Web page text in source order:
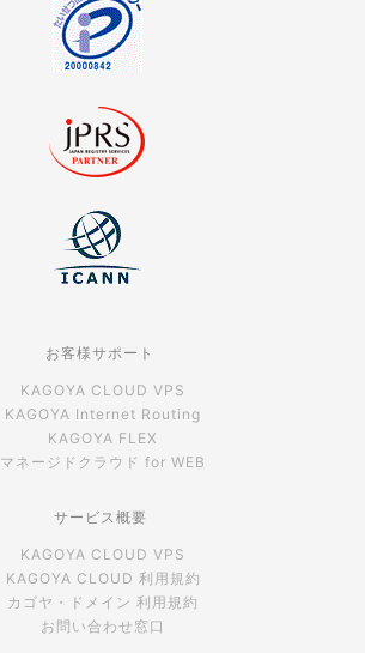
お客様サポート
KAGOYA CLOUD VPS
KAGOYA Internet Routing
KAGOYA FLEX
マネージドクラウド for WEB
サービス概要
KAGOYA CLOUD VPS
KAGOYA CLOUD 利用規約
カゴヤ・ドメイン 利用規約
お問い合わせ窓口